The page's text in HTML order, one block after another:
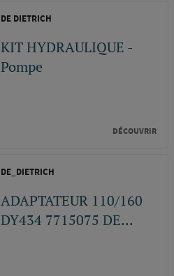
DE DIETRICH
KIT HYDRAULIQUE -
Pompe
DÉCOUVRIR
DE_DIETRICH
ADAPTATEUR 110/160
DY434 7715075 DE...